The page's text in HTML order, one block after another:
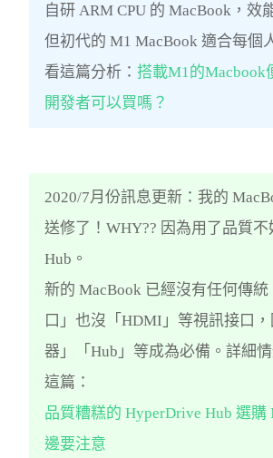
自研 ARM CPU 的 MacBook，效
但初代的 M1 MacBook 適合每個
看這篇分析： 搭載M1的Macbook
開發者可以買嗎？
2020/7月份訊息更新：我的
送修了！WHY?? 因為用了品質不
Hub。
新的 MacBook 已經沒有任何傳統
口」也沒「HDMI」等視訊接口
器」「Hub」等成為必備。詳細
這篇：
品質糟糕的 HyperDrive Hub 選購
邊要注意